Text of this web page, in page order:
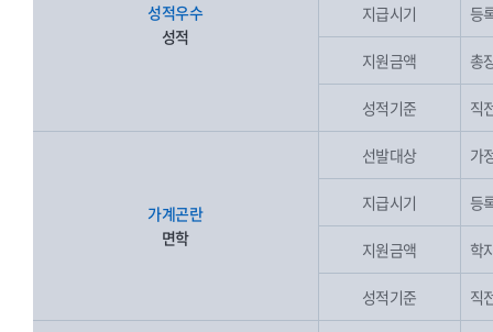
성적우수
성적
지급시기 등
지원금액 총
성적기준 직
가계곤란
면학
선발대상 가
지급시기 등
지원금액 학
성적기준 직